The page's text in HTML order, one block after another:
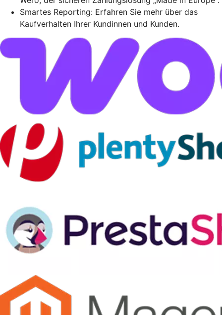
Smartes Reporting: Erfahren Sie mehr über das
Kaufverhalten Ihrer Kundinnen und Kunden.